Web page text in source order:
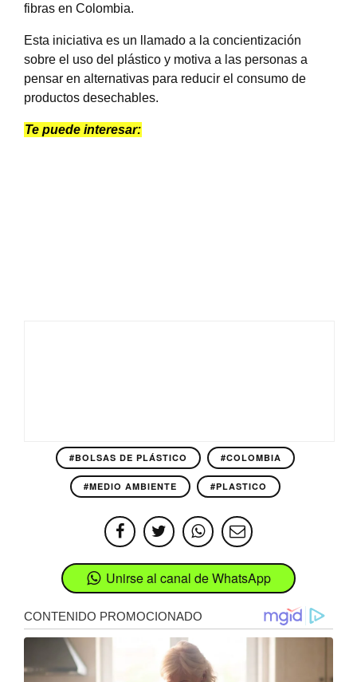
fibras en Colombia.
Esta iniciativa es un llamado a la concientización
sobre el uso del plástico y motiva a las personas a
pensar en alternativas para reducir el consumo de
productos desechables.
Te puede interesar:
#BOLSAS DE PLÁSTICO #COLOMBIA
#MEDIO AMBIENTE #PLASTICO
Unirse al canal de WhatsApp